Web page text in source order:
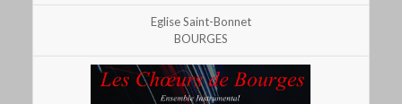
Eglise Saint-Bonnet
BOURGES